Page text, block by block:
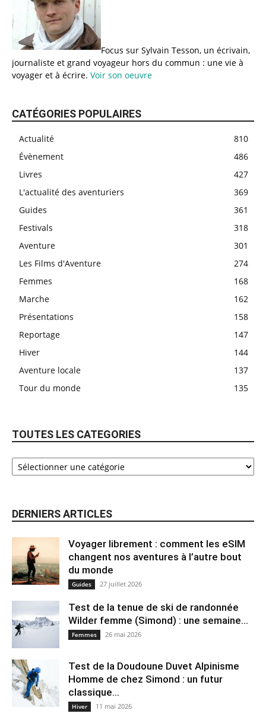
Focus sur Sylvain Tesson, un écrivain,
journaliste et grand voyageur hors du commun : une vie à
voyager et à écrire. Voir son oeuvre
CATÉGORIES POPULAIRES
Actualité
810
Évènement
486
Livres
427
L'actualité des aventuriers
369
Guides
361
Festivals
318
Aventure
301
Les Films d'Aventure
274
Femmes
168
Marche
162
Présentations
158
Reportage
147
Hiver
144
Aventure locale
137
Tour du monde
135
TOUTES LES CATEGORIES
DERNIERS ARTICLES
Voyager librement : comment les eSIM
changent nos aventures à l’autre bout
du monde
Guides 27 juillet 2026
Test de la tenue de ski de randonnée
Wilder femme (Simond) : une semaine...
Femmes 26 mai 2026
Test de la Doudoune Duvet Alpinisme
Homme de chez Simond : un futur
classique...
Hiver 11 mai 2026